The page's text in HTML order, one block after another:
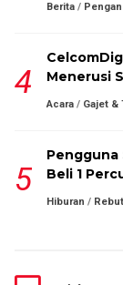
Berita /
Menerusi
Acara / Gajet &
Pengguna
Beli 1
Hiburan /